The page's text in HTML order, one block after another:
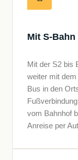
Mit S-
Mit der S2 bis
weiter mit dem
Bus in den
Fußverbindung
vom Bahnhof
Anreise per